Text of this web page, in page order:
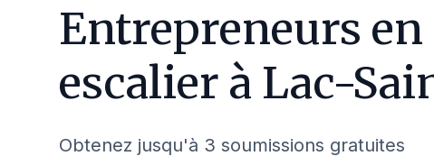
Entrepreneurs en
escalier à Lac-
Obtenez jusqu'à 3 soumissions gratuites